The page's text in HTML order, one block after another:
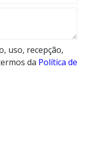
uso, recepção,
da Política de